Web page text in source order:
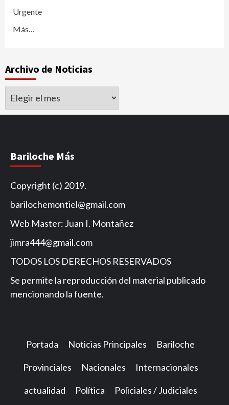
Urgente
Más…
Archivo de Noticias
Archivo
Bariloche Más
Copyright (c) 2019.
barilochemontiel@gmail.com
Web Master: Juan I. Montañez
jimra444@gmail.com
TODOS LOS DERECHOS RESERVADOS
Se permite la reproducción del material publicado
mencionando la fuente.
Portada Noticias Principales Bariloche
Provinciales Nacionales Internacionales
actualidad Política Policiales / Judiciales